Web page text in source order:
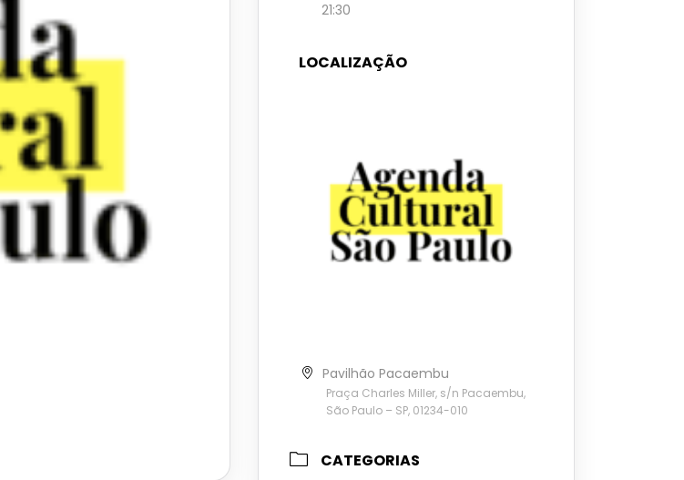
21:30
LOCALIZAÇÃO
Pavilhão Pacaembu
Praça Charles Miller, s/n Pacaembu,
São Paulo – SP, 01234-010
CATEGORIAS